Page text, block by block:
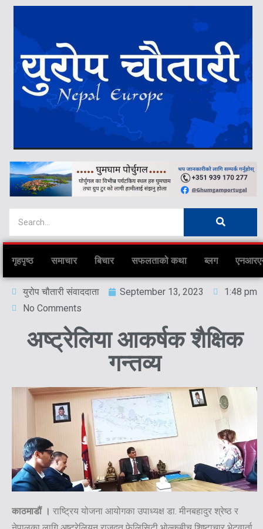
गृहपृष्ठ समाचार बिचार सफलताको कथा ब्लग
युरोप चौतारी संवाददाता September 13, 2023
1:48 pm
No Comments
अष्ट्रेलिया आकर्षक शैक्षिक
गन्तव्य
काठमाडौं । राष्ट्रिय योजना आयोगका उपाध्यक्ष डा. मीनबहादुर श्रेष्ठ र